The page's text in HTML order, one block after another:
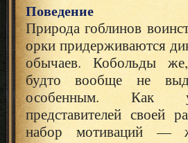
Поведение
Природа гоблинов
орки придерживаются
обычаев. Кобольды
будто вообще не
особенным. Как
представителей своей
набор мотиваций —